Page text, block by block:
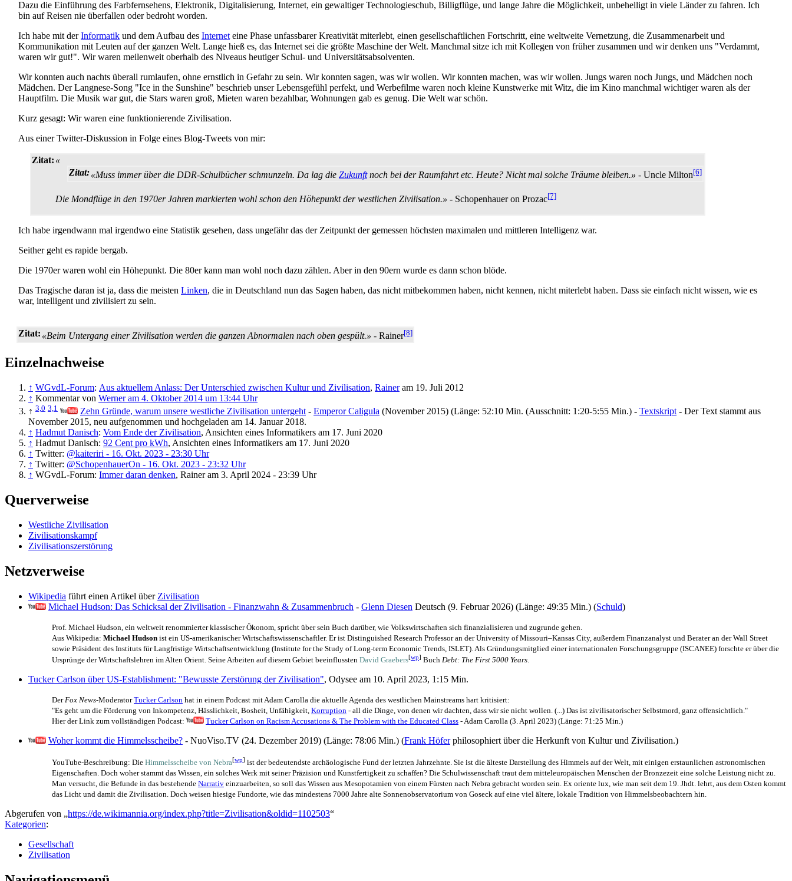
Dazu die Einführung des Farbfernsehens, Elektronik, Digitalisierung, Internet, ein gewaltiger Technologieschub, Billigflüge, und lange Jahre die Möglichkeit, unbehelligt in viele Länder zu fahren. Ich
bin auf Reisen nie überfallen oder bedroht worden.
Ich habe mit derInformatik und dem Aufbau des Internet eine Phase unfassbarer Kreativität miterlebt, einen gesellschaftlichen Fortschritt, eine weltweite Vernetzung, die Zusammenarbeit und
Kommunikation mit Leuten auf der ganzen Welt. Lange hieß es, das Internet sei die größte Maschine der Welt. Manchmal sitze ich mit Kollegen von früher zusammen und wir denken uns "Verdammt,
waren wir gut!". Wir waren meilenweit oberhalb des Niveaus heutiger Schul- und Universitäts­absolventen.
Wir konnten auch nachts überall rumlaufen, ohne ernstlich in Gefahr zu sein. Wir konnten sagen, was wir wollen. Wir konnten machen, was wir wollen. Jungs waren noch Jungs, und Mädchen noch
Mädchen. Der Langnese-Song "Ice in the Sunshine" beschrieb unser Lebensgefühl perfekt, und Werbefilme waren noch kleine Kunstwerke mit Witz, die im Kino manchmal wichtiger waren als der
Hauptfilm. Die Musik war gut, die Stars waren groß, Mieten waren bezahlbar, Wohnungen gab es genug. Die Welt war schön.
Kurz gesagt: Wir waren eine funktionierende Zivilisation.
Aus einer Twitter-Diskussion in Folge eines Blog-Tweets von mir:
Zitat: «
Zitat:«Muss immer über die DDR-Schulbücher schmunzeln. Da lag die Zukunftnoch bei der Raumfahrt etc. Heute? Nicht mal solche Träume bleiben.» - Uncle Milton[6]
Die Mondflüge in den 1970er Jahren markierten wohl schon den Höhepunkt der westlichen Zivilisation.» - Schopenhauer on Prozac[7]
Ich habe irgendwann mal irgendwo eine Statistik gesehen, dass ungefähr das der Zeitpunkt der gemessen höchsten maximalen und mittleren Intelligenz war.
Seither geht es rapide bergab.
Die 1970er waren wohl ein Höhepunkt. Die 80er kann man wohl noch dazu zählen. Aber in den 90ern wurde es dann schon blöde.
Das Tragische daran ist ja, dass die meisten Linken, die in Deutschland nun das Sagen haben, das nicht mitbekommen haben, nicht kennen, nicht miterlebt haben. Dass sie einfach nicht wissen, wie es
war, intelligent und zivilisiert zu sein.
Zitat: «Beim Untergang einer Zivilisation werden die ganzen Abnormalen nach oben gespült.» - Rainer[8]
Einzelnachweise
↑ WGvdL-Forum: Aus aktuellem Anlass: Der Unterschied zwischen Kultur und Zivilisation, Raineram 19. Juli 2012
↑ Kommentar von Werner am 4. Oktober 2014 um 13:44 Uhr
↑ 3,0 3,1 Zehn Gründe, warum unsere westliche Zivilisation untergeht - Emperor Caligula (November 2015) (Länge: 52:10 Min. (Ausschnitt: 1:20-5:55 Min.) - Textskript - Der Text stammt aus
November 2015, neu aufgenommen und hochgeladen am 14. Januar 2018.
↑ Hadmut Danisch: Vom Ende der Zivilisation, Ansichten eines Informatikers am 17. Juni 2020
↑ Hadmut Danisch: 92 Cent pro kWh, Ansichten eines Informatikers am 17. Juni 2020
↑ Twitter: @kaiteriri - 16. Okt. 2023 - 23:30 Uhr
↑ Twitter: @SchopenhauerOn - 16. Okt. 2023 - 23:32 Uhr
↑ WGvdL-Forum: Immer daran denken, Rainer am 3. April 2024 - 23:39 Uhr
Querverweise
Westliche Zivilisation
Zivilisationskampf
Netzverweise
Wikipedia führt einen Artikel über Zivilisation
Michael Hudson: Das Schicksal der Zivilisation - Finanzwahn & Zusammenbruch - Glenn Diesen Deutsch (9. Februar 2026) (Länge: 49:35 Min.) (Schuld)
Prof. Michael Hudson, ein weltweit renommierter klassischer Ökonom, spricht über sein Buch darüber, wie Volkswirtschaften sich finanzialisieren und zugrunde gehen.
Aus Wikipedia: Michael Hudson ist ein US-amerikanischer Wirtschafts­wissenschaftler. Er ist Distinguished Research Professor an der University of Missouri–Kansas City, außerdem Finanzanalyst und Berater an der Wall Street
sowie Präsident des Instituts für Langfristige Wirtschafts­entwicklung (Institute for the Study of Long-term Economic Trends, ISLET). Als Gründungs­mitglied einer internationalen Forschungsgruppe (ISCANEE) forschte er über die
Ursprünge der Wirtschaftslehren im Alten Orient. Seine Arbeiten auf diesem Gebiet beeinflussten David Graebers[wp] Buch Debt: The First 5000 Years.
Tucker Carlson über US-Establishment: "Bewusste Zerstörung der Zivilisation", Odysee am 10. April 2023, 1:15 Min.
DerFox News-ModeratorTucker Carlson hat in einem Podcast mit Adam Carolla die aktuelle Agenda des westlichen Mainstreams hart kritisiert:
"Es geht um die Förderung von Inkompetenz, Hässlichkeit, Bosheit, Unfähigkeit, Korruption - all die Dinge, von denen wir dachten, dass wir sie nicht wollen. (...) Das ist zivilisatorischer Selbstmord, ganz offensichtlich."
Hier der Link zum vollständigen Podcast:
Tucker Carlson on Racism Accusations & The Problem with the Educated Class - Adam Carolla (3. April 2023) (Länge: 71:25 Min.)
Woher kommt die Himmelsscheibe? - NuoViso.TV (24. Dezember 2019) (Länge: 78:06 Min.) (Frank Höferphilosophiert über die Herkunft von Kultur und Zivilisation.)
YouTube-Beschreibung: Die Himmelsscheibe von Nebra[wp] ist der bedeutendste archäologische Fund der letzten Jahrzehnte. Sie ist die älteste Darstellung des Himmels auf der Welt, mit einigen erstaunlichen astronomischen
Eigenschaften. Doch woher stammt das Wissen, ein solches Werk mit seiner Präzision und Kunst­fertigkeit zu schaffen? Die Schul­wissenschaft traut dem mittel­europäischen Menschen der Bronzezeit eine solche Leistung nicht zu.
Man versucht, die Befunde in das bestehende Narrativ einzuarbeiten, so soll das Wissen aus Mesopotamien von einem Fürsten nach Nebra gebracht worden sein. Ex oriente lux, wie man seit dem 19. Jhdt. lehrt, aus dem Osten kommt
das Licht und damit die Zivilisation. Doch weisen hiesige Fundorte, wie das mindestens 7000 Jahre alte Sonnen­observatorium von Goseck auf eine viel ältere, lokale Tradition von Himmels­beobachtern hin.
Abgerufen von „https://de.wikimannia.org/index.php?title=Zivilisation&oldid=1102503“
Kategorien:
Gesellschaft
Zivilisation